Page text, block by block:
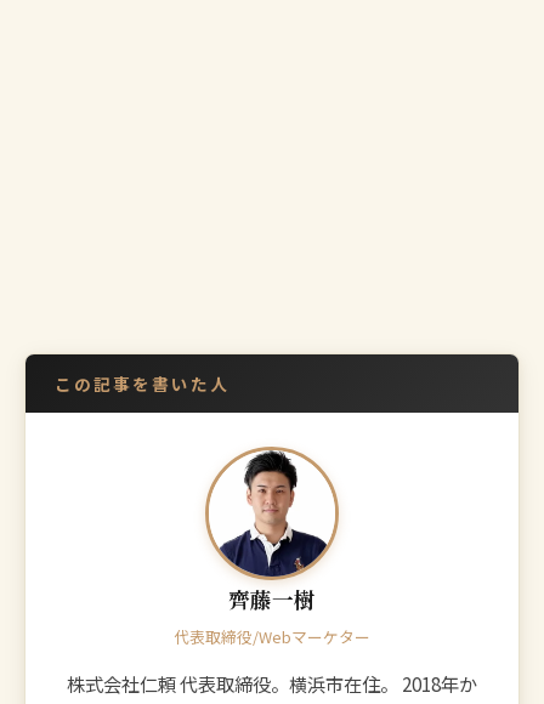
この記事を書いた人
齊藤一樹
代表取締役/Webマーケター
株式会社仁頼 代表取締役。横浜市在住。 2018年か